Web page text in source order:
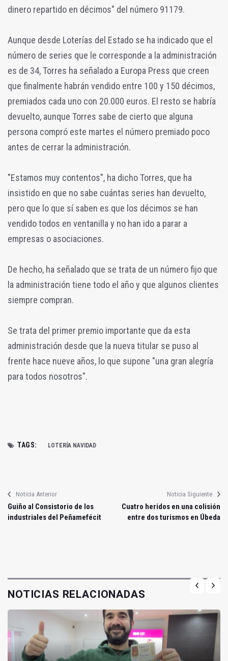
dinero repartido en décimos" del número 91179.
Aunque desde Loterías del Estado se ha indicado que el
número de series que le corresponde a la administración
es de 34, Torres ha señalado a Europa Press que creen
que finalmente habrán vendido entre 100 y 150 décimos,
premiados cada uno con 20.000 euros. El resto se habría
devuelto, aunque Torres sabe de cierto que alguna
persona compró este martes el número premiado poco
antes de cerrar la administración.
"Estamos muy contentos", ha dicho Torres, que ha
insistido en que no sabe cuántas series han devuelto,
pero que lo que sí saben es que los décimos se han
vendido todos en ventanilla y no han ido a parar a
empresas o asociaciones.
De hecho, ha señalado que se trata de un número fijo que
la administración tiene todo el año y que algunos clientes
siempre compran.
Se trata del primer premio importante que da esta
administración desde que la nueva titular se puso al
frente hace nueve años, lo que supone "una gran alegría
para todos nosotros".
TAGS: LOTERÍA NAVIDAD
Noticia Anterior
Guiño al Consistorio de los
industriales del Peñamefécit
Noticia Siguiente
Cuatro heridos en una colisión
entre dos turismos en Úbeda
NOTICIAS RELACIONADAS